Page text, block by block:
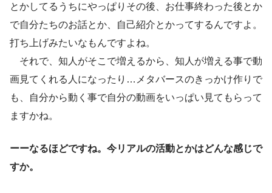
とかしてるうちにやっぱりその後、お仕事終わった後とか
で自分たちのお話とか、自己紹介とかってするんですよ。
打ち上げみたいなもんですよね。
それで、知人がそこで増えるから、知人が増える事で動
画見てくれる人になったり…メタバースのきっかけ作りで
も、自分から動く事で自分の動画をいっぱい見てもらって
ますかね。
ーーなるほどですね。今リアルの活動とかはどんな感じで
すか。